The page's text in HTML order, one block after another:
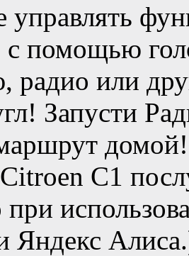
помощью
радио или
Запусти
C1
Яндекс